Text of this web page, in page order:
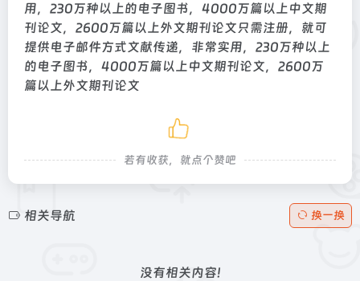
用，230万种以上的电子图书，4000万篇以上中文期
刊论文，2600万篇以上外文期刊论文只需注册，就可
提供电子邮件方式文献传递，非常实用，230万种以上
的电子图书，4000万篇以上中文期刊论文，2600万
篇以上外文期刊论文
若有收获，就点个赞吧
相关导航 换一换
没有相关内容!